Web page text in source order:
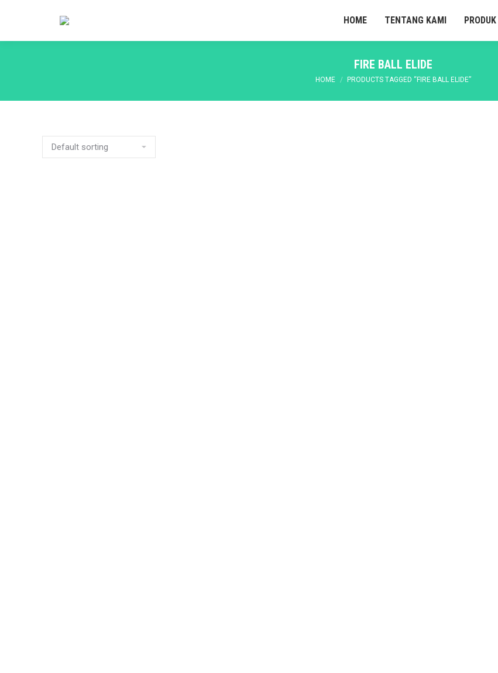
HOME TENTANG KAMI PRODUK
FIRE BALL ELIDE
You are here:
HOME PRODUCTS TAGGED “FIRE BALL ELIDE”